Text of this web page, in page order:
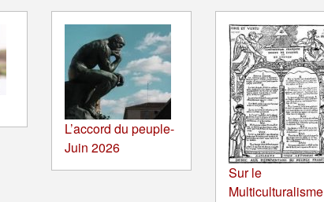
L’accord du peuple-
Juin 2026
Sur le
Multiculturalisme